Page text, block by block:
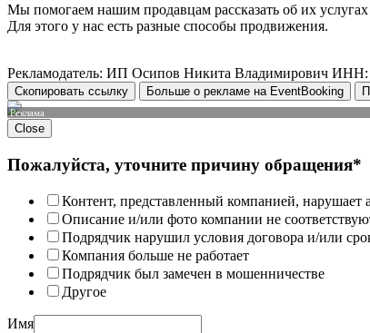
Мы помогаем нашим продавцам рассказать об их
Для этого у нас есть разные способы продвижения.
Рекламодатель: ИП Осипов Никита Владимирович ИНН:
Скопировать ссылку Больше о рекламе на EventBooking
Реклама
Close
Пожалуйста, уточните причину обращения*
Контент, представленный компанией, нарушает
Описание и/или фото компании не
Подрядчик нарушил условия договора и/или
Компания больше не работает
Подрядчик был замечен в мошенничестве
Другое
Имя